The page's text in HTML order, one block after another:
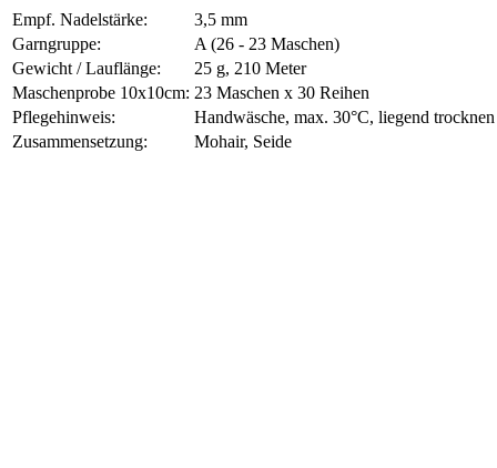
Empf. Nadelstärke:
3,5 mm
Garngruppe:
A (26 - 23 Maschen)
Gewicht / Lauflänge:
25 g, 210 Meter
Maschenprobe 10x10cm: 23 Maschen x 30 Reihen
Pflegehinweis:
Handwäsche, max. 30°C, liegend trocknen
Zusammensetzung:
Mohair, Seide